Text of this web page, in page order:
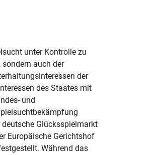
unter Kontrolle zu
auch der
der
des Staates mit
und
Glücksspielmarkt
Europäische Gerichtshof
Während das